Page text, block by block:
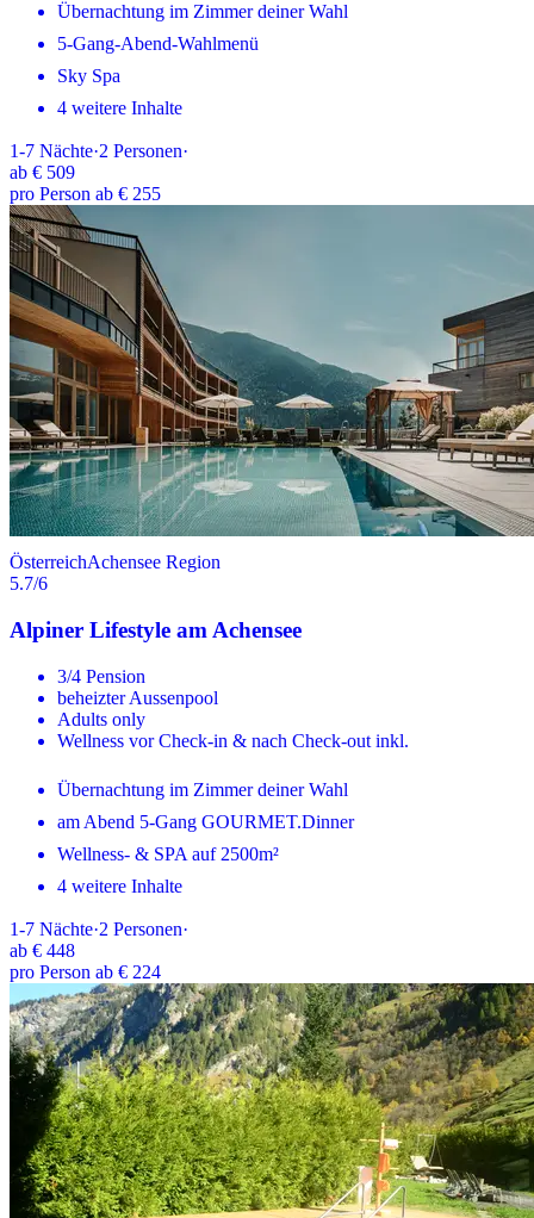
Übernachtung im Zimmer deiner Wahl
5-Gang-Abend-Wahlmenü
Sky Spa
4 weitere Inhalte
1-7 Nächte·2 Personen·
ab € 509
pro Person ab € 255
ÖsterreichAchensee Region
5.7/6
Alpiner Lifestyle am Achensee
3/4 Pension
beheizter Aussenpool
Adults only
Wellness vor Check-in & nach Check-out inkl.
Übernachtung im Zimmer deiner Wahl
am Abend 5-Gang GOURMET.Dinner
Wellness- & SPA auf 2500m²
4 weitere Inhalte
1-7 Nächte·2 Personen·
ab € 448
pro Person ab € 224